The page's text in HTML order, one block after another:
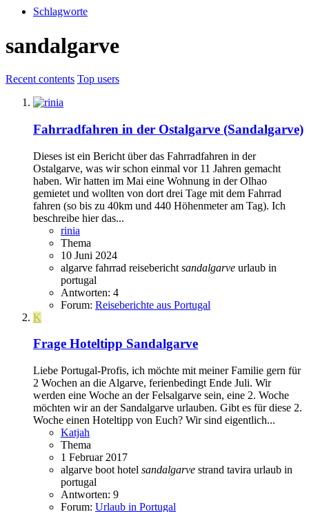
Schlagworte
sandalgarve
Recent contents Top users
Fahrradfahren in der Ostalgarve (Sandalgarve)
Dieses ist ein Bericht über das Fahrradfahren in der
Ostalgarve, was wir schon einmal vor 11 Jahren gemacht
haben. Wir hatten im Mai eine Wohnung in der Olhao
gemietet und wollten von dort drei Tage mit dem Fahrrad
fahren (so bis zu 40km und 440 Höhenmeter am Tag). Ich
beschreibe hier das...
rinia
Thema
10 Juni 2024
algarve fahrrad reisebericht sandalgarve urlaub in
portugal
Antworten: 4
Forum: Reiseberichte aus Portugal
K
Frage Hoteltipp Sandalgarve
Liebe Portugal-Profis, ich möchte mit meiner Familie gern für
2 Wochen an die Algarve, ferienbedingt Ende Juli. Wir
werden eine Woche an der Felsalgarve sein, eine 2. Woche
möchten wir an der Sandalgarve urlauben. Gibt es für diese 2.
Woche einen Hoteltipp von Euch? Wir sind eigentlich...
Katjah
Thema
1 Februar 2017
algarve boot hotel sandalgarve strand tavira urlaub in
portugal
Antworten: 9
Forum: Urlaub in Portugal